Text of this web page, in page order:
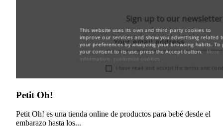
Petit Oh!
Petit Oh! es una tienda online de productos para bebé desde el
embarazo hasta los...